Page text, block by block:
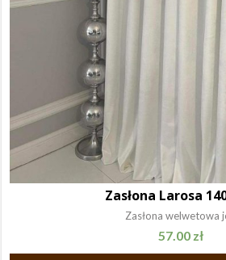
Zasłona Larosa
Zasłona welwetowa
57.00 zł